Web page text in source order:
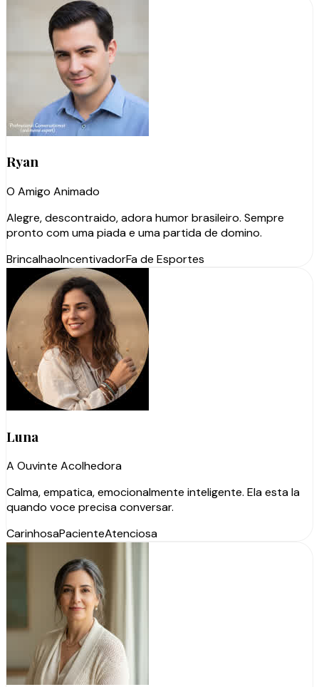
Ryan
O Amigo Animado
Alegre, descontraido, adora humor brasileiro. Sempre
pronto com uma piada e uma partida de domino.
BrincalhaoIncentivadorFa de Esportes
Luna
A Ouvinte Acolhedora
Calma, empatica, emocionalmente inteligente. Ela esta la
quando voce precisa conversar.
CarinhosaPacienteAtenciosa